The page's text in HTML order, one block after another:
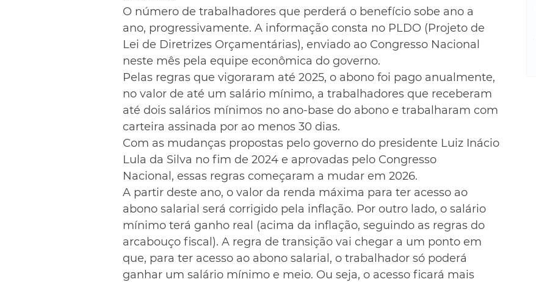
O número de trabalhadores que perderá o benefício sobe ano a
ano, progressivamente. A informação consta no PLDO (Projeto de
Lei de Diretrizes Orçamentárias), enviado ao Congresso Nacional
neste mês pela equipe econômica do governo.
Pelas regras que vigoraram até 2025, o abono foi pago anualmente,
no valor de até um salário mínimo, a trabalhadores que receberam
até dois salários mínimos no ano-base do abono e trabalharam com
carteira assinada por ao menos 30 dias.
Com as mudanças propostas pelo governo do presidente Luiz Inácio
Lula da Silva no fim de 2024 e aprovadas pelo Congresso
Nacional, essas regras começaram a mudar em 2026.
A partir deste ano, o valor da renda máxima para ter acesso ao
abono salarial será corrigido pela inflação. Por outro lado, o salário
mínimo terá ganho real (acima da inflação, seguindo as regras do
arcabouço fiscal). A regra de transição vai chegar a um ponto em
que, para ter acesso ao abono salarial, o trabalhador só poderá
ganhar um salário mínimo e meio. Ou seja, o acesso ficará mais